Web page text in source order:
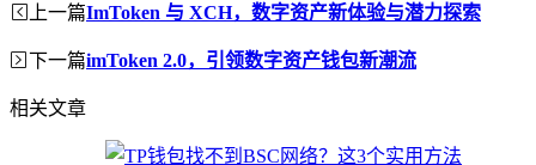
上一篇ImToken 与 XCH，数字资产新体验与潜力探索
下一篇imToken 2.0，引领数字资产钱包新潮流
相关文章